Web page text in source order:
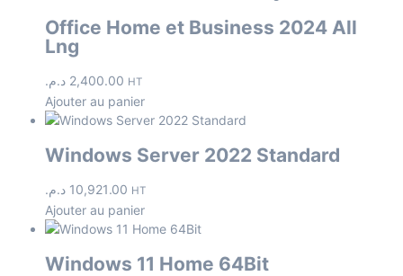
Office Home et Business 2024 All
Lng
2,400.00 د.م. HT
Ajouter au panier
Windows Server 2022 Standard
10,921.00 د.م. HT
Ajouter au panier
Windows 11 Home 64Bit